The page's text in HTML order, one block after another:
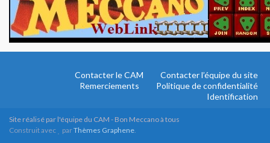
Contacter le CAM
Contacter l’équipe du site
Remerciements
Politique de confidentialité
Identification
Site réalisé par l'équipe du CAM - Bon Meccano à tous
Construit avec
parThèmes Graphene